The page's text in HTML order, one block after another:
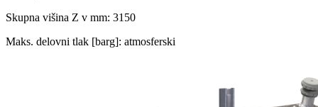
Skupna višina Z v mm: 3150
Maks. delovni tlak [barg]: atmosferski